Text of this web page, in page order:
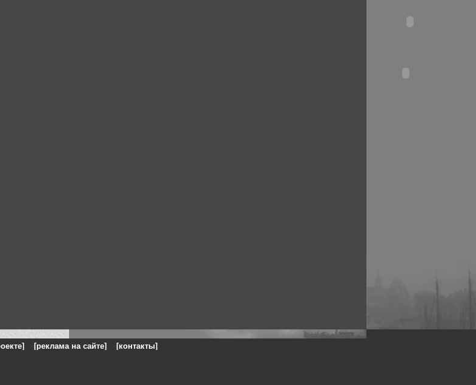
[реклама на сайте] [контакты]